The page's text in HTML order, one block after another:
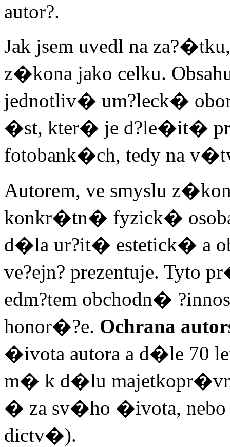
autor?.
Jak jsem uvedl na
z�kona jako celku.
jednotliv� um?leck�
�st, kter� je d?le�it�
fotobank�ch, tedy na
Autorem, ve smyslu
konkr�tn� fyzick�
d�la ur?it� estetick� a
ve?ejn? prezentuje. Tyto
edm?tem obchodn�
honor�?e. Ochrana
�ivota autora a d�le 70
m� k d�lu
� za sv�ho �ivota, nebo
dictv�).